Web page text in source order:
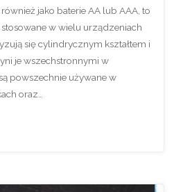
jako baterie AA lub AAA, to
w wielu urządzeniach
się cylindrycznym kształtem i
je wszechstronnymi w
powszechnie używane w
oraz…